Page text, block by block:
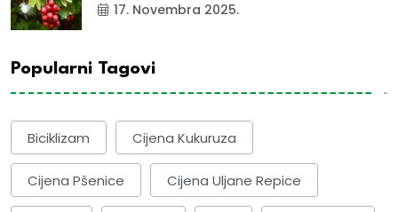
17. Novembra 2025.
Popularni Tagovi
Biciklizam Cijena Kukuruza
Cijena Pšenice Cijena Uljane Repice